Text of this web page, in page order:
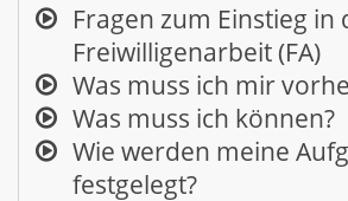
Fragen zum Einstieg in
Freiwilligenarbeit (FA)
Was muss ich mir
Was muss ich können?
Wie werden meine
festgelegt?